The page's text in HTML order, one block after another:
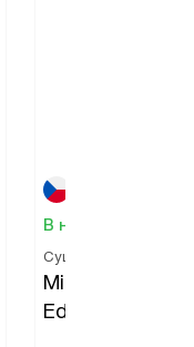
В наличии
Сушильная машина
Miele
Edition White